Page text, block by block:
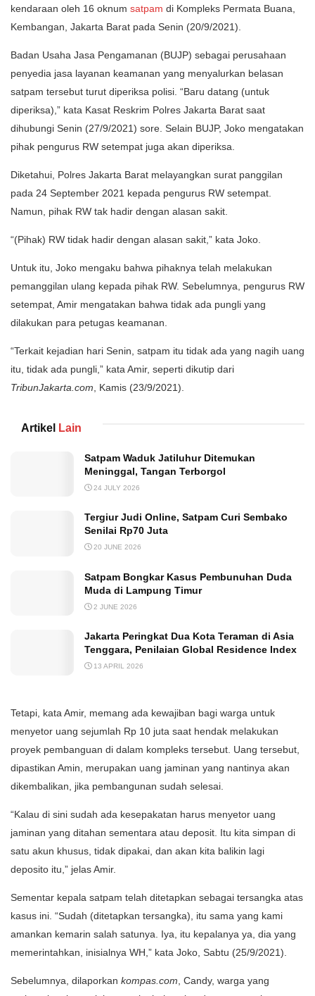
kendaraan oleh 16 oknum satpam di Kompleks Permata Buana,
Kembangan, Jakarta Barat pada Senin (20/9/2021).
Badan Usaha Jasa Pengamanan (BUJP) sebagai perusahaan
penyedia jasa layanan keamanan yang menyalurkan belasan
satpam tersebut turut diperiksa polisi. “Baru datang (untuk
diperiksa),” kata Kasat Reskrim Polres Jakarta Barat saat
dihubungi Senin (27/9/2021) sore. Selain BUJP, Joko mengatakan
pihak pengurus RW setempat juga akan diperiksa.
Diketahui, Polres Jakarta Barat melayangkan surat panggilan
pada 24 September 2021 kepada pengurus RW setempat.
Namun, pihak RW tak hadir dengan alasan sakit.
“(Pihak) RW tidak hadir dengan alasan sakit,” kata Joko.
Untuk itu, Joko mengaku bahwa pihaknya telah melakukan
pemanggilan ulang kepada pihak RW. Sebelumnya, pengurus RW
setempat, Amir mengatakan bahwa tidak ada pungli yang
dilakukan para petugas keamanan.
“Terkait kejadian hari Senin, satpam itu tidak ada yang nagih uang
itu, tidak ada pungli,” kata Amir, seperti dikutip dari
TribunJakarta.com , Kamis (23/9/2021).
Artikel Lain
Satpam Waduk Jatiluhur Ditemukan
Meninggal, Tangan Terborgol
24 JULY 2026
Tergiur Judi Online, Satpam Curi Sembako
Senilai Rp70 Juta
20 JUNE 2026
Satpam Bongkar Kasus Pembunuhan Duda
Muda di Lampung Timur
2 JUNE 2026
Jakarta Peringkat Dua Kota Teraman di Asia
Tenggara, Penilaian Global Residence Index
13 APRIL 2026
Tetapi, kata Amir, memang ada kewajiban bagi warga untuk
menyetor uang sejumlah Rp 10 juta saat hendak melakukan
proyek pembanguan di dalam kompleks tersebut. Uang tersebut,
dipastikan Amin, merupakan uang jaminan yang nantinya akan
dikembalikan, jika pembangunan sudah selesai.
“Kalau di sini sudah ada kesepakatan harus menyetor uang
jaminan yang ditahan sementara atau deposit. Itu kita simpan di
satu akun khusus, tidak dipakai, dan akan kita balikin lagi
deposito itu,” jelas Amir.
Sementar kepala satpam telah ditetapkan sebagai tersangka atas
kasus ini. “Sudah (ditetapkan tersangka), itu sama yang kami
amankan kemarin salah satunya. Iya, itu kepalanya ya, dia yang
memerintahkan, inisialnya WH,” kata Joko, Sabtu (25/9/2021).
Sebelumnya, dilaporkan kompas.com , Candy, warga yang